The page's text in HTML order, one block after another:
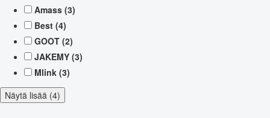
Amass (3)
Best (4)
GOOT (2)
JAKEMY (3)
Mlink (3)
Näytä lisää (4)